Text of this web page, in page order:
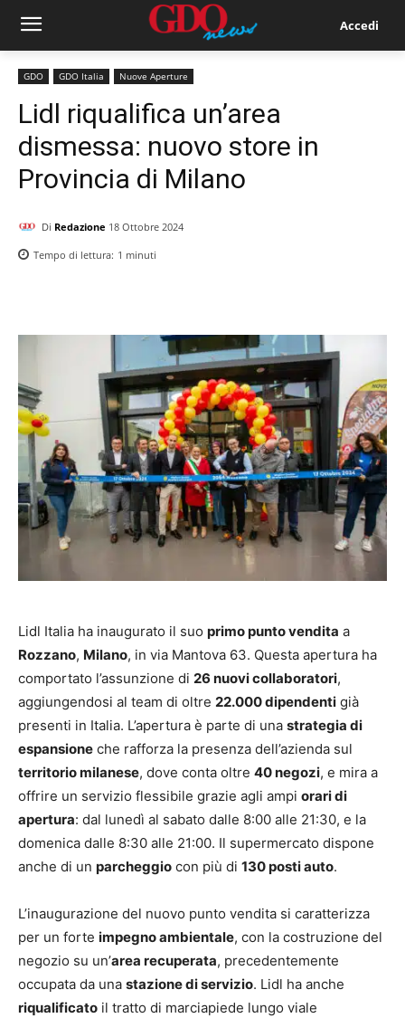
Accedi
GDO GDO Italia Nuove Aperture
Lidl riqualifica un’area
dismessa: nuovo store in
Provincia di Milano
Di Redazione 18 Ottobre 2024
Tempo di lettura: 1 minuti
Lidl Italia ha inaugurato il suo primo punto vendita a
Rozzano, Milano, in via Mantova 63. Questa apertura ha
comportato l’assunzione di 26 nuovi collaboratori,
aggiungendosi al team di oltre 22.000 dipendenti già
presenti in Italia. L’apertura è parte di una strategia di
espansione che rafforza la presenza dell’azienda sul
territorio milanese, dove conta oltre 40 negozi, e mira a
offrire un servizio flessibile grazie agli ampi orari di
apertura: dal lunedì al sabato dalle 8:00 alle 21:30, e la
domenica dalle 8:30 alle 21:00. Il supermercato dispone
anche di un parcheggio con più di 130 posti auto.
L’inaugurazione del nuovo punto vendita si caratterizza
per un forte impegno ambientale, con la costruzione del
negozio su un’area recuperata, precedentemente
occupata da una stazione di servizio. Lidl ha anche
riqualificato il tratto di marciapiede lungo viale